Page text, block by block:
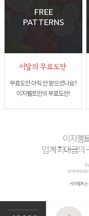
FREE
PATTERNS
무료도안 아직 안 받으셨나요?
이지펠트만의 무료도안!